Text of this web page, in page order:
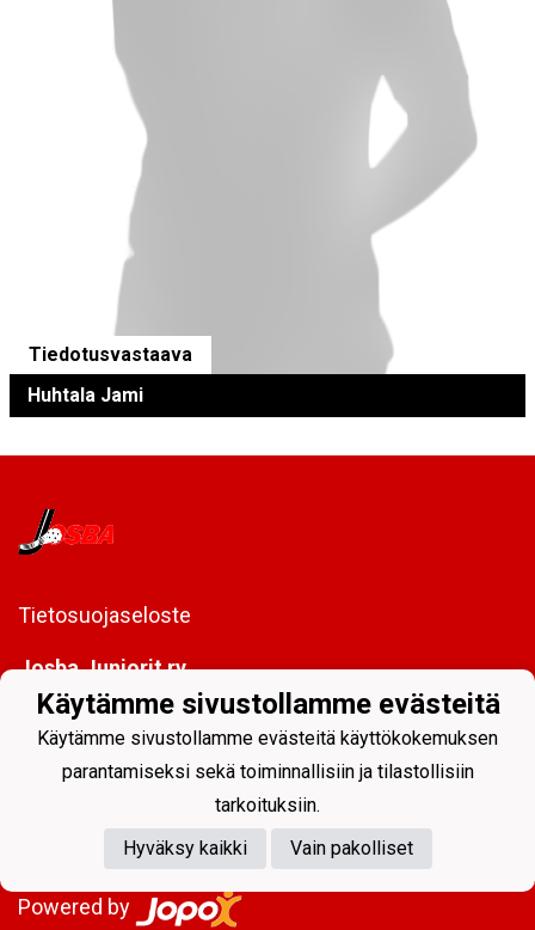
Tiedotusvastaava
Huhtala Jami
Tietosuojaseloste
Josba Juniorit ry
PL 128
80101 Joensuu
toimisto@josbajuniorit.fi
Powered by
Käytämme sivustollamme evästeitä
Käytämme sivustollamme evästeitä käyttökokemuksen
parantamiseksi sekä toiminnallisiin ja tilastollisiin
tarkoituksiin.
Hyväksy kaikki
Vain pakolliset